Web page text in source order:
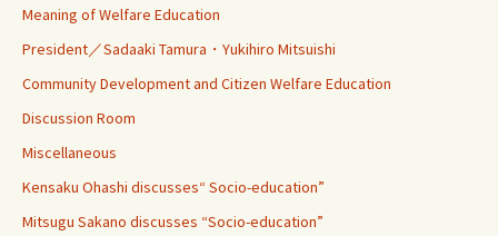
Meaning of Welfare Education
President／Sadaaki Tamura・Yukihiro Mitsuishi
Community Development and Citizen Welfare Education
Discussion Room
Miscellaneous
Kensaku Ohashi discusses“ Socio-education”
Mitsugu Sakano discusses “Socio-education”